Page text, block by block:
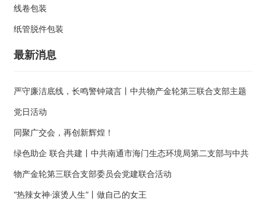
线卷包装
纸管脱件包装
最新消息
严守廉洁底线，长鸣警钟箴言丨中共物产金轮第三联合支部主题
党日活动
同聚广交会，再创新辉煌！
绿色助企 联合共建丨中共南通市海门生态环境局第二支部与中共
物产金轮第三联合支部委员会党建联合活动
“热辣女神·滚烫人生”丨做自己的女王